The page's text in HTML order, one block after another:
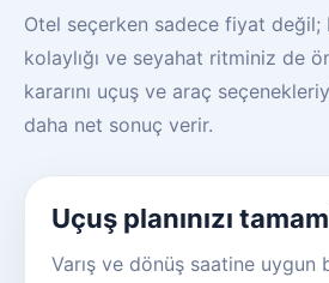
Otel seçerken sadece fiyat değil;
kolaylığı ve seyahat ritminiz de
kararını uçuş ve araç
daha net sonuç verir.
Uçuş planınızı
Varış ve dönüş saatine uygun